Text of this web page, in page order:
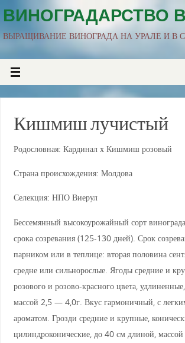
ВИНОГРАДАРСТВО
ВЫРАЩИВАНИЕ ВИНОГРАДА НА УРАЛЕ И В
Кишмиш лучистый
Родословная: Кардинал х Кишмиш розовый
Страна происхождения: Молдова
Селекция: НПО Виерул
Бессемянный высокоурожайный сорт
срока созревания (125-130 дней). Срок
парником или в теплице: вторая половина
средне или сильнорослые. Ягоды средние и
розового и розово-красного цвета,
массой 2,5 — 4,0г. Вкус гармоничный, с
ароматом. Грозди средние и крупные,
цилиндроконические, до 40 см длиной,